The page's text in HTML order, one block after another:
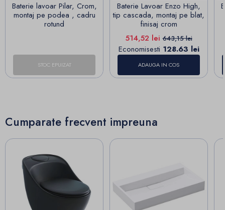
Baterie lavoar Pilar, Crom,
montaj pe podea , cadru
rotund
STOC EPUIZAT
Baterie Lavoar Enzo High,
tip cascada, montaj pe blat,
finisaj crom
Pret
514,52 leiPret de baza
643,15 lei
Economisesti 128.63 lei
ADAUGA IN COS
Cumparate frecvent impreuna